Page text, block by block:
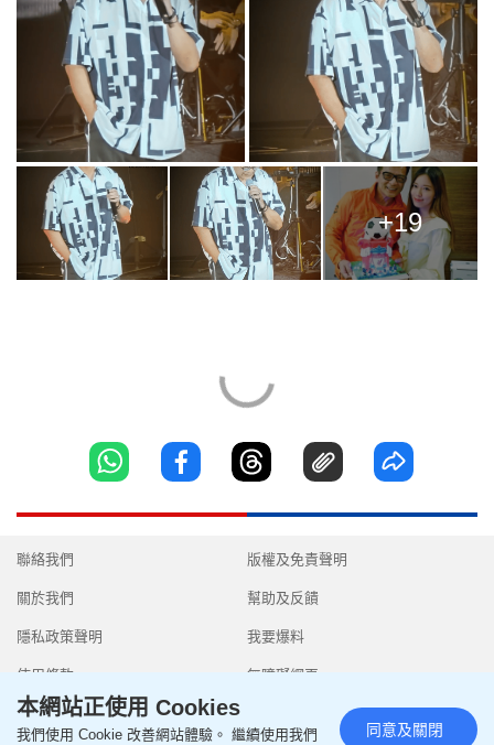
+19
聯絡我們
關於我們
隱私政策聲明
使用條款
版權及免責聲明
幫助及反饋
我要爆料
無障礙網頁
本網站正使用 Cookies
我們使用 Cookie 改善網站體驗。 繼續使用我們 同意及關閉